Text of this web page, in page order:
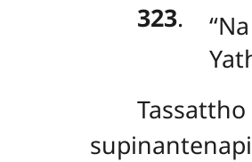
323.